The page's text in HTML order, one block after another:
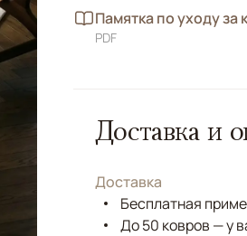
Памятка по уходу за
PDF
Доставка и
Доставка
Бесплатная
До 50 ковров — у